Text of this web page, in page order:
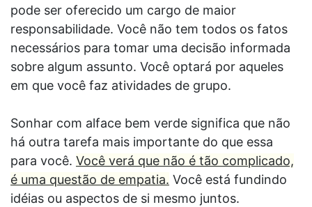
pode ser oferecido um cargo de maior
responsabilidade. Você não tem todos os fatos
necessários para tomar uma decisão informada
sobre algum assunto. Você optará por aqueles
em que você faz atividades de grupo.
Sonhar com alface bem verde significa que não
há outra tarefa mais importante do que essa
para você. Você verá que não é tão complicado,
é uma questão de empatia. Você está fundindo
idéias ou aspectos de si mesmo juntos.